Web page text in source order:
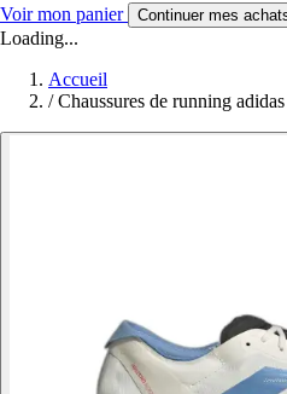
Voir mon panier Continuer mes
Loading...
Accueil
/ Chaussures de running